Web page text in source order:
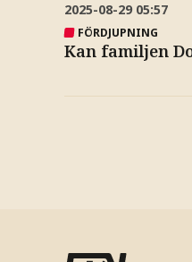
2025-08-29 05:57
FÖRDJUPNING
Kan familjen